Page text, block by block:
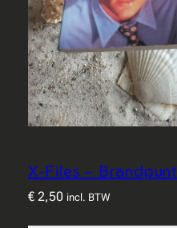
X-Files – Brandpunt
€2,50 incl. BTW